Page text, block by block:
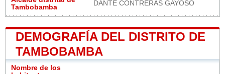
Tambobamba
DANTE CONTRERAS GAYOSO
DEMOGRAFÍA DEL DISTRITO DE
TAMBOBAMBA
Nombre de los